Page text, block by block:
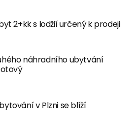
2+kk s lodžií určený k prodeji
náhradního ubytvání
v Plzni se blíží